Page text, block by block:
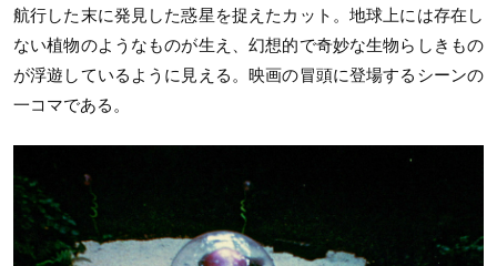
航行した末に発見した惑星を捉えたカット。地球上には存在し
ない植物のようなものが生え、幻想的で奇妙な生物らしきもの
が浮遊しているように見える。映画の冒頭に登場するシーンの
一コマである。